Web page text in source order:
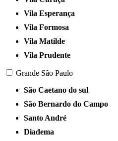
Vila Esperança
Vila Formosa
Vila Matilde
Vila Prudente
Grande São Paulo
São Caetano do sul
São Bernardo do Campo
Santo André
Diadema